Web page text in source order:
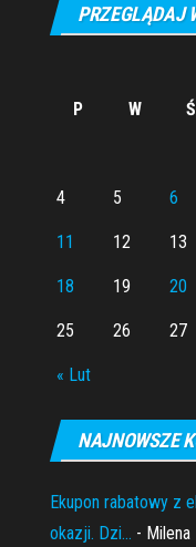
PRZEGLĄDAJ
P
W Ś
« Lut
4 5 6
11 12 13
18 19 20
25 26 27
NAJNOWSZE
Ekupon rabatowy z
okazji. Dzi... - Milena